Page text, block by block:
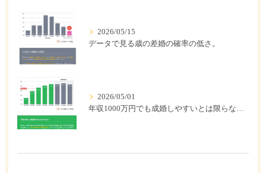
2026/05/15
データで見る歳の差婚の確率の低さ。
2026/05/01
年収1000万円でも成婚しやすいとは限らない? 「年収帯別の成婚率」のリアル